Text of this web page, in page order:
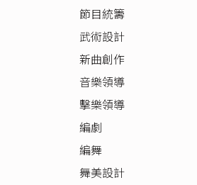
節目統籌
武術設計
新曲創作
音樂領導
擊樂領導
編劇
編舞
舞美設計